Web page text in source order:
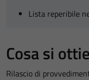
Lista reperibile
Cosa si
Rilascio di